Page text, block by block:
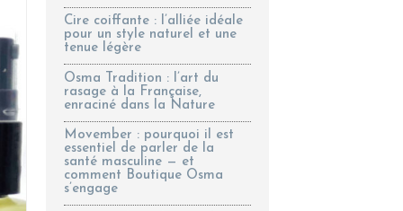
Cire coiffante : l’alliée idéale
pour un style naturel et une
tenue légère
Osma Tradition : l’art du
rasage à la Française,
enraciné dans la Nature
Movember : pourquoi il est
essentiel de parler de la
santé masculine — et
comment Boutique Osma
s’engage